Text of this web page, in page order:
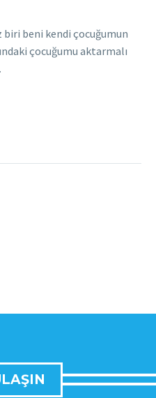
biri beni kendi çocuğumun
çocuğumu aktarmalı